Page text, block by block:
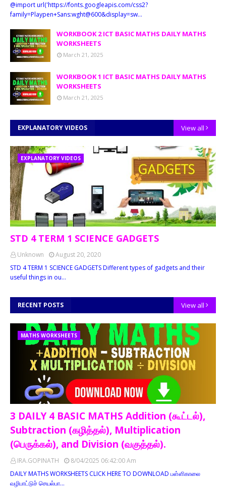
@import url('https://fonts.googleapis.com/css2?
family=Playpen+Sans:wght@600&display=sw…
WORKBOOK 2 ICT BASIC MATHS DAILY MATHS
WORKSHEETS
March 21, 2025
WORKBOOK 1 ICT BASIC MATHS DAILY MATHS
WORKSHEETS
March 21, 2025
EXPLANATORY VIDEOS View all
EXPLANATORY VIDEOS
STD 4 TERM 1 SCIENCE GADGETS
Unknown
August 20, 2020
STD 4 TERM 1 SCIENCE GADGETS Different types of gadgets and their
useful things in ou…
RECENT POSTS View all
MATHS WORKSHEETS
3 DAILY 4 BASIC MATHS Addition (கூட்டல்),
Subtraction (கழித்தல்), Multiplication
(பெருக்கல்), and Division (வகுத்தல்).
IRA.GOPINATH
8/04/2025 06:42:00 Am
DAILY MATHS WORKSHEETS CLICK HERE TO DOWNLOAD பள்ளிகாலை
வழிபாட்டுச் செயல்பா…